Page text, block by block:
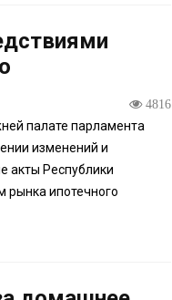
4816
палате парламента
изменений и
акты Республики
рынка ипотечного